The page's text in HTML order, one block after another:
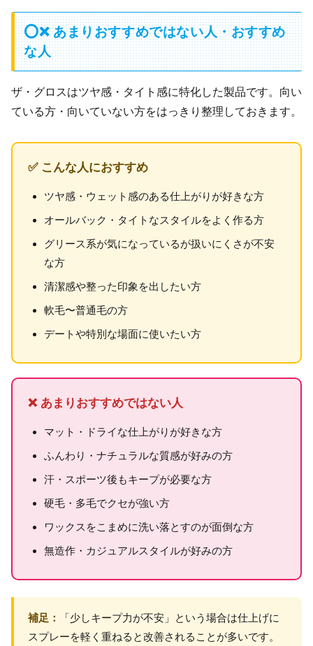
⭕❌ あまりおすすめではない人・おすすめ
な人
ザ・グロスはツヤ感・タイト感に特化した製品です。向い
ている方・向いていない方をはっきり整理しておきます。
✅ こんな人におすすめ
ツヤ感・ウェット感のある仕上がりが好きな方
オールバック・タイトなスタイルをよく作る方
グリース系が気になっているが扱いにくさが不安
な方
清潔感や整った印象を出したい方
軟毛〜普通毛の方
デートや特別な場面に使いたい方
❌ あまりおすすめではない人
マット・ドライな仕上がりが好きな方
ふんわり・ナチュラルな質感が好みの方
汗・スポーツ後もキープが必要な方
硬毛・多毛でクセが強い方
ワックスをこまめに洗い落とすのが面倒な方
無造作・カジュアルスタイルが好みの方
補足：
「少しキープ力が不安」という場合は仕上げに
スプレーを軽く重ねると改善されることが多いです。